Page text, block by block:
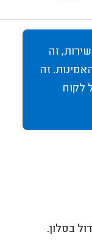
זה
זה
לקוח
בסלון.